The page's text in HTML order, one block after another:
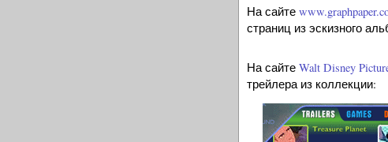
На сайте
страниц из эскизного
На сайте Walt Disney
трейлера из коллекции: